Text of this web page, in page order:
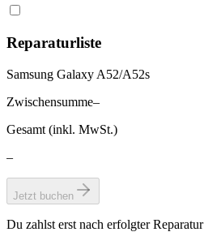
Reparaturliste
Samsung Galaxy A52/A52s
Zwischensumme–
Gesamt (inkl. MwSt.)
–
Jetzt buchen
Du zahlst erst nach erfolgter Reparatur